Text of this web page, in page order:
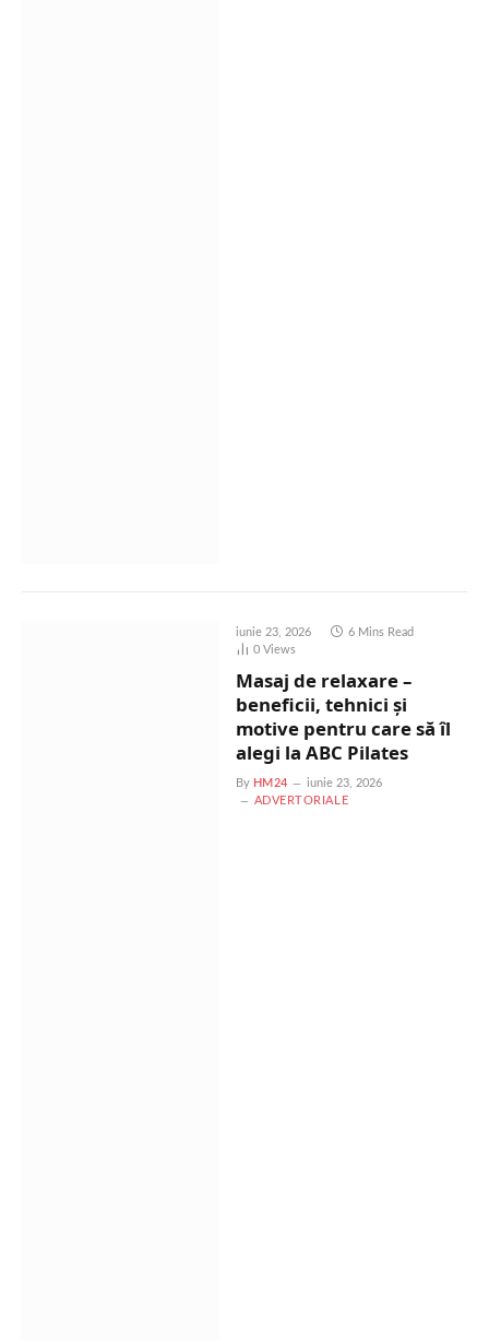
iunie 23, 2026
6 Mins Read
0 Views
Masaj de relaxare –
beneficii, tehnici și
motive pentru care să îl
alegi la ABC Pilates
By HM24
iunie 23, 2026
ADVERTORIALE